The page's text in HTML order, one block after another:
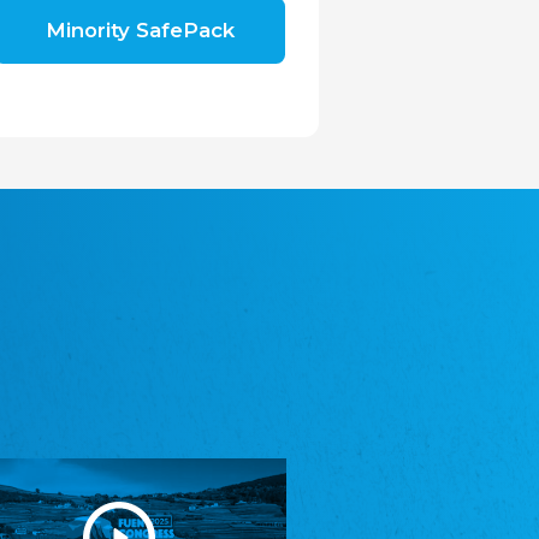
republice, z.s.
Landesversammlung der deutschen Vereine
DOMOWINA - Zwjazk Łužiskich Serbow z.
Youth of European Nationalities (YEN)
Jugend Europäischer Volksgruppen (JEV)
Minority SafePack